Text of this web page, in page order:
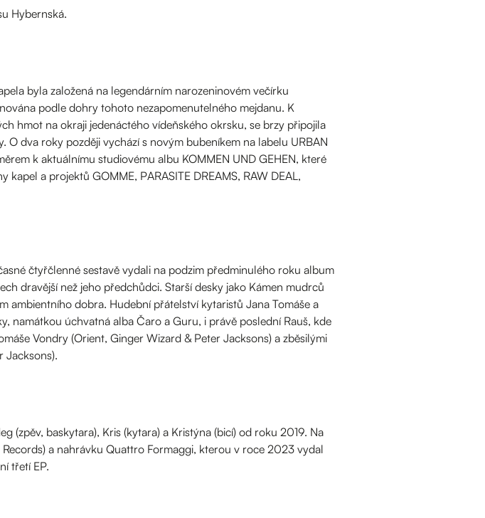
Hybernská.
byla založená na legendárním narozeninovém večírku
podle dohry tohoto nezapomenutelného mejdanu. K
hmot na okraji jedenáctého vídeňského okrsku, se brzy připojila
dva roky později vychází s novým bubeníkem na labelu URBAN
k aktuálnímu studiovému albu KOMMEN UND GEHEN, které
a projektů GOMME, PARASITE DREAMS, RAW DEAL,
čtyřčlenné sestavě vydali na podzim předminulého roku album
dravější než jeho předchůdci. Starší desky jako Kámen mudrců
dobra. Hudební přátelství kytaristů Jana Tomáše a
namátkou úchvatná alba Čaro a Guru, i právě poslední Rauš, kde
Vondry (Orient, Ginger Wizard & Peter Jacksons) a zběsilými
Jacksons).
(zpěv, baskytara), Kris (kytara) a Kristýna (bicí) od roku 2019. Na
a nahrávku Quattro Formaggi, kterou v roce 2023 vydal
třetí EP.